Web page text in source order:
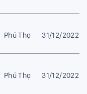
Phú Thọ 31/12/2022
Phú Thọ 31/12/2022